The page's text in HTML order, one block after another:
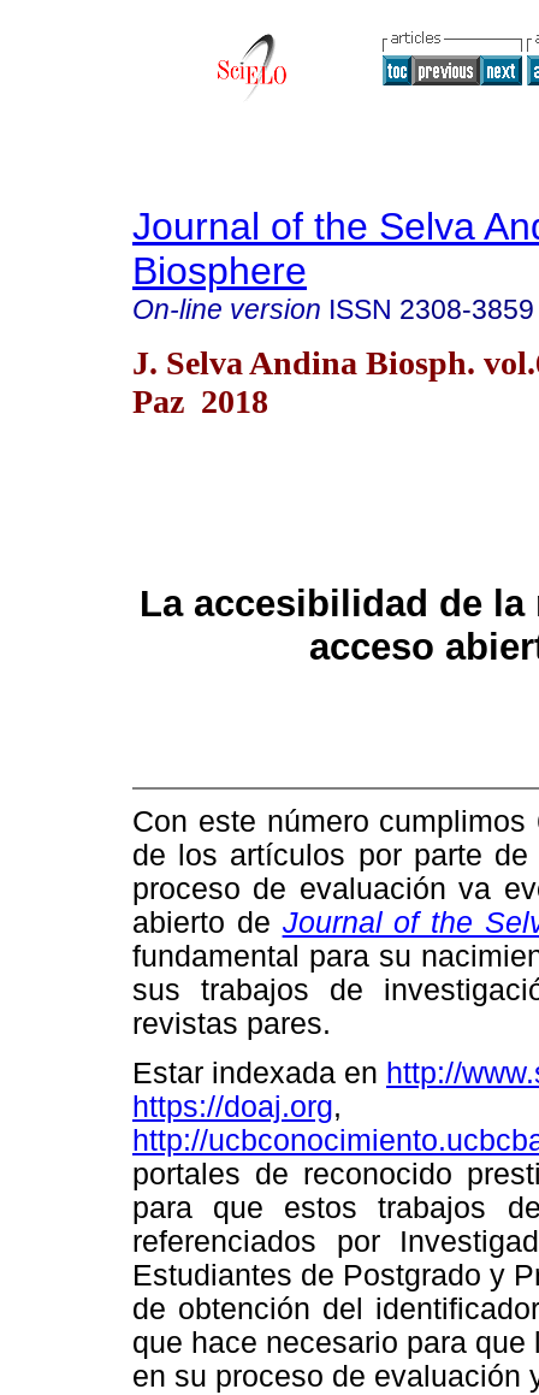
Journal of the Selva
Biosphere
On-line version ISSN 2308-3859
J. Selva Andina Biosph.
Paz 2018
La accesibilidad de la
acceso
Con este número
de los artículos por parte
proceso de evaluación va
abierto de Journal of the
fundamental para su
sus trabajos de
revistas pares.
Estar indexada en http://
https://doaj.org,
http://
portales de reconocido
para que estos trabajos
referenciados por
Estudiantes de Postgrado y
de obtención del
que hace necesario para
en su proceso de evaluación